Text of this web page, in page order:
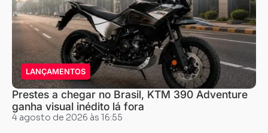
LANÇAMENTOS
Prestes a chegar no Brasil, KTM 390 Adventure
ganha visual inédito lá fora
4 agosto de 2026 às 16:55